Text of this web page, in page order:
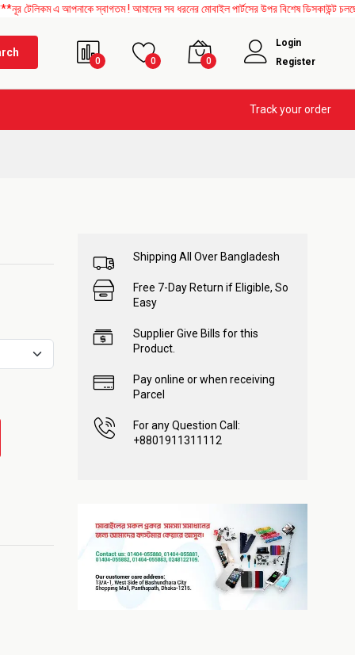
এ আপনাকে স্বাগতম ! আমাদের সব ধরনের মোবাইল পার্টসের উপর বিশেষ ডিসকাউন্ট চলছে।
0 0 0
Login
Register
Track your order
Shipping All Over Bangladesh
Free 7-Day Return if Eligible, So
Easy
Supplier Give Bills for this
Product.
Pay online or when receiving
Parcel
For any Question Call:
+8801911311112